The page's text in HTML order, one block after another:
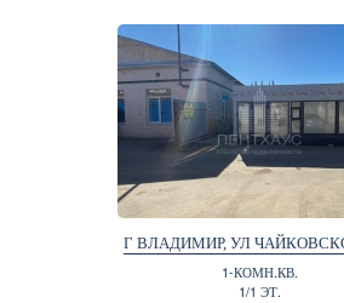
Г ВЛАДИМИР, УЛ
1-КОМН.КВ.
1/1 ЭТ.